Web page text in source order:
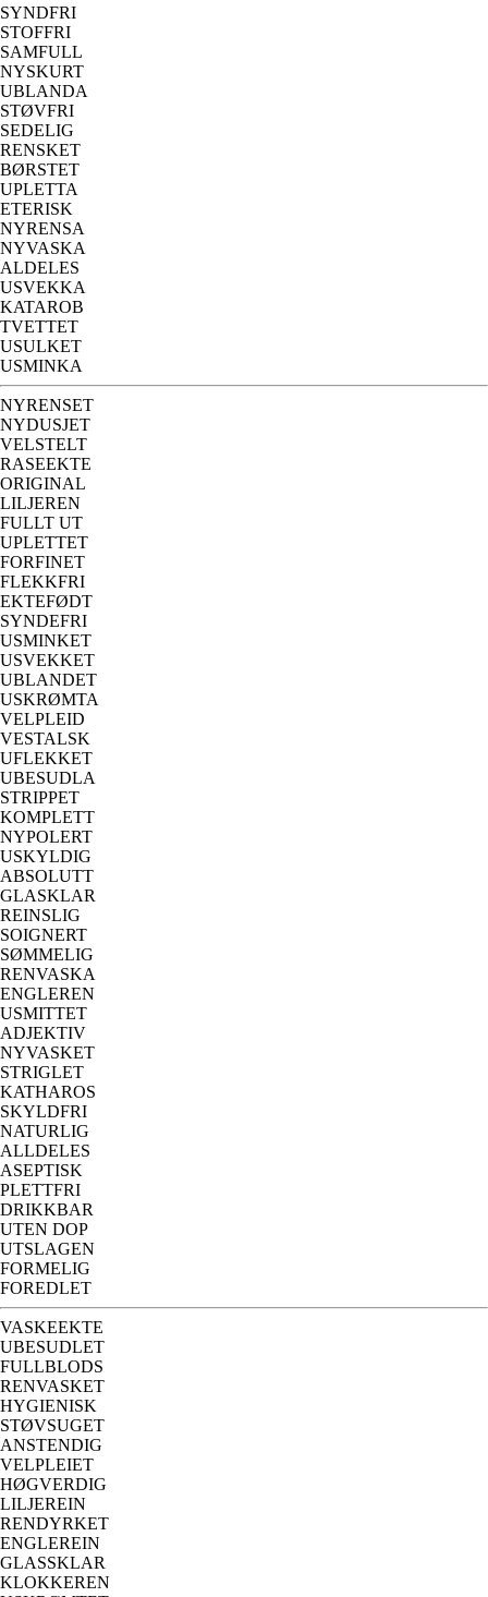
SYNDFRI
STOFFRI
SAMFULL
NYSKURT
UBLANDA
STØVFRI
SEDELIG
RENSKET
BØRSTET
UPLETTA
ETERISK
NYRENSA
NYVASKA
ALDELES
USVEKKA
KATAROB
TVETTET
USULKET
USMINKA
NYRENSET
NYDUSJET
VELSTELT
RASEEKTE
ORIGINAL
LILJEREN
FULLT UT
UPLETTET
FORFINET
FLEKKFRI
EKTEFØDT
SYNDEFRI
USMINKET
USVEKKET
UBLANDET
USKRØMTA
VELPLEID
VESTALSK
UFLEKKET
UBESUDLA
STRIPPET
KOMPLETT
NYPOLERT
USKYLDIG
ABSOLUTT
GLASKLAR
REINSLIG
SOIGNERT
SØMMELIG
RENVASKA
ENGLEREN
USMITTET
ADJEKTIV
NYVASKET
STRIGLET
KATHAROS
SKYLDFRI
NATURLIG
ALLDELES
ASEPTISK
PLETTFRI
DRIKKBAR
UTEN DOP
UTSLAGEN
FORMELIG
FOREDLET
VASKEEKTE
UBESUDLET
FULLBLODS
RENVASKET
HYGIENISK
STØVSUGET
ANSTENDIG
VELPLEIET
HØGVERDIG
LILJEREIN
RENDYRKET
ENGLEREIN
GLASSKLAR
KLOKKEREN